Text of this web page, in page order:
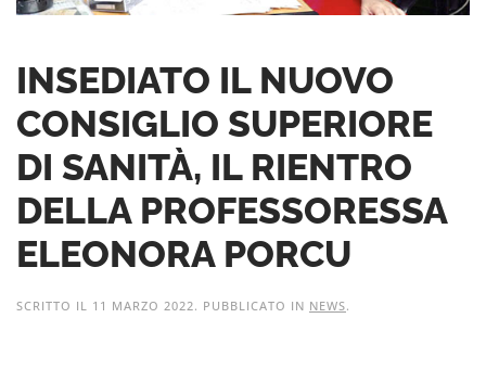
INSEDIATO IL NUOVO
CONSIGLIO SUPERIORE
DI SANITÀ, IL RIENTRO
DELLA PROFESSORESSA
ELEONORA PORCU
SCRITTO IL 11 MARZO 2022. PUBBLICATO IN NEWS.